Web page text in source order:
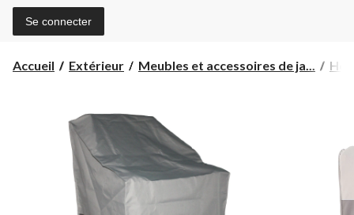
Se connecter
Accueil Extérieur Meubles et accessoires de ja...